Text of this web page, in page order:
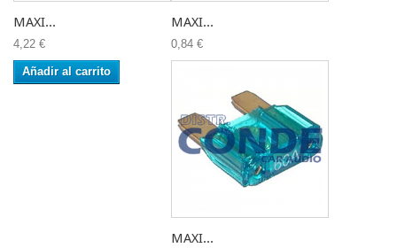
MAXI...
4,22 €
Añadir al carrito
MAXI...
0,84 €
MAXI...